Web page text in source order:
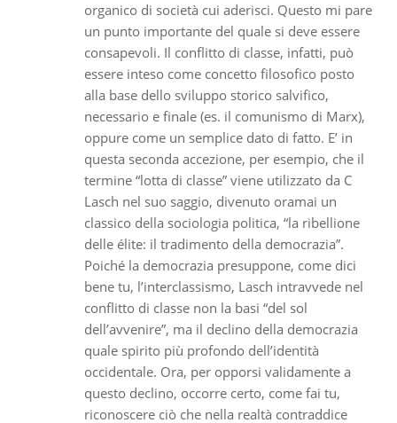
organico di società cui aderisci. Questo mi pare
un punto importante del quale si deve essere
consapevoli. Il conflitto di classe, infatti, può
essere inteso come concetto filosofico posto
alla base dello sviluppo storico salvifico,
necessario e finale (es. il comunismo di Marx),
oppure come un semplice dato di fatto. E’ in
questa seconda accezione, per esempio, che il
termine “lotta di classe” viene utilizzato da C
Lasch nel suo saggio, divenuto oramai un
classico della sociologia politica, “la ribellione
delle élite: il tradimento della democrazia”.
Poiché la democrazia presuppone, come dici
bene tu, l’interclassismo, Lasch intravvede nel
conflitto di classe non la basi “del sol
dell’avvenire”, ma il declino della democrazia
quale spirito più profondo dell’identità
occidentale. Ora, per opporsi validamente a
questo declino, occorre certo, come fai tu,
riconoscere ciò che nella realtà contraddice